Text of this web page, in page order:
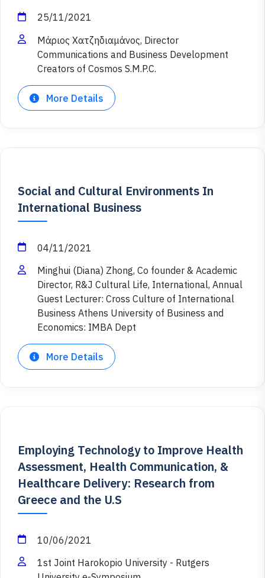
25/11/2021
Μάριος Χατζηδιαμάνος, Director
Communications and Business Development
Creators of Cosmos S.M.P.C.
More Details
Social and Cultural Environments In
International Business
04/11/2021
Minghui (Diana) Zhong, Co founder & Academic
Director, R&J Cultural Life, International, Annual
Guest Lecturer: Cross Culture of International
Business Athens University of Business and
Economics: IMBA Dept
More Details
Employing Technology to Improve Health
Assessment, Health Communication, &
Healthcare Delivery: Research from
Greece and the U.S
10/06/2021
1st Joint Harokopio University - Rutgers